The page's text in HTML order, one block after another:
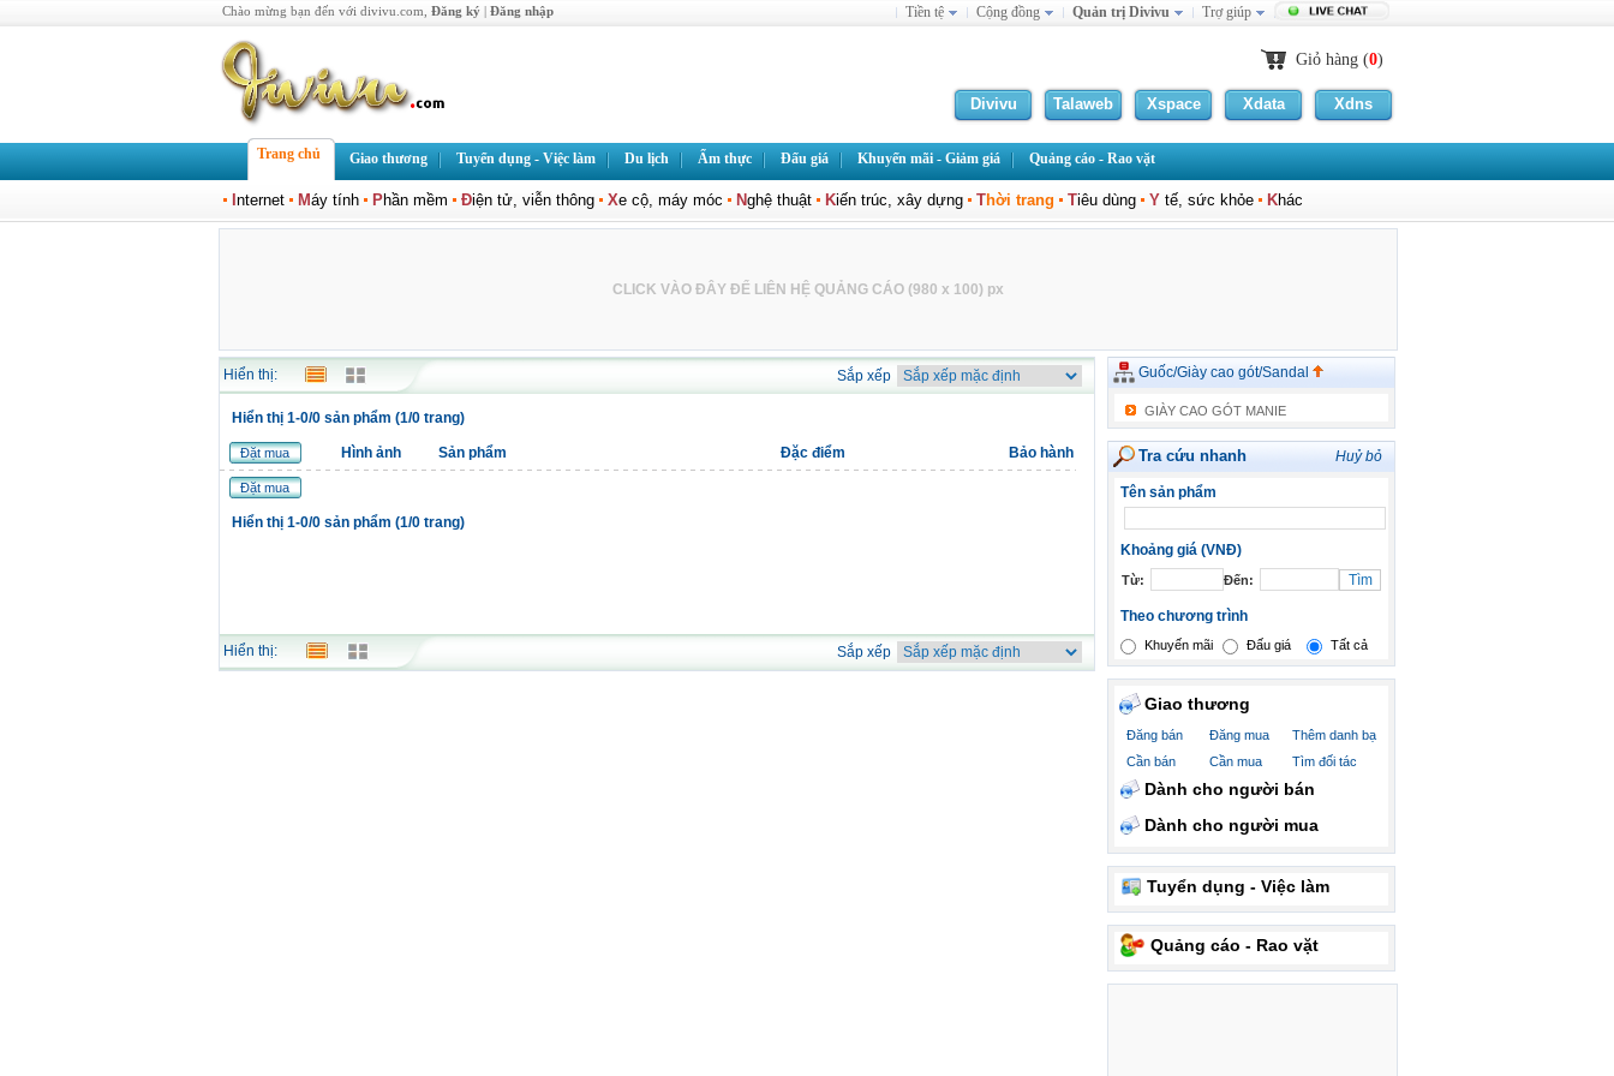
Chào mừng bạn đến với divivu.com, Đăng ký | Đăng nhập Tiền tệ Cộng đồng Quản trị Divivu Trợ giúp
Giỏ hàng (0)
Divivu Talaweb Xspace Xdata Xdns
Trang chủ Giao thương Tuyển dụng - Việc làm Du lịch Ẩm thực Đấu giá Khuyến mãi - Giảm giá Quảng cáo - Rao vặt
nternet Máy tính Phần mềm Điện tử, viễn thông Xe cộ, máy móc Nghệ thuật Kiến trúc, xây dựng Thời trang Tiêu dùng Y tế, sức khỏe Khác
CLICK VÀO ĐÂY ĐỂ LIÊN HỆ QUẢNG CÁO (980 x 100) px
Hiển thị: Sắp xếp
Hiển thị 1-0/0 sản phẩm (1/0 trang)
Đặt mua Hình ảnh Sản phẩm Đặc điểm Bảo hành
Đặt mua
Hiển thị 1-0/0 sản phẩm (1/0 trang)
Hiển thị: Sắp xếp
Guốc/Giày cao gót/Sandal
GIÀY CAO GÓT MANIE
Tra cứu nhanh Huỷ bỏ
Tên sản phẩm
Khoảng giá (VNĐ)
Từ: Đến:
Theo chương trình
Khuyến mãi Đấu giá Tất cả
Giao thương
Đăng bán Đăng mua
Thêm danh bạ
Cần bán
Cần mua Tìm đối tác
Dành cho người bán
Dành cho người mua
Tuyển dụng - Việc làm
Quảng cáo - Rao vặt